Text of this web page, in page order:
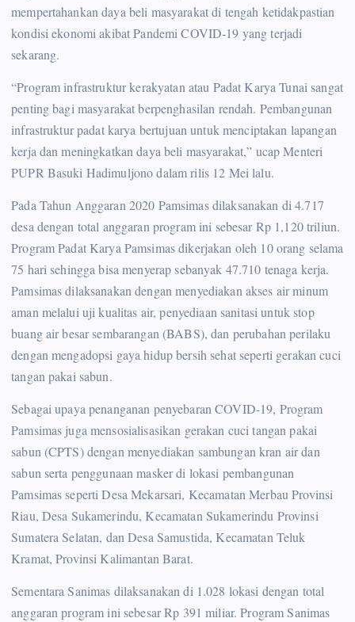
mempertahankan daya beli masyarakat di tengah ketidakpastian
kondisi ekonomi akibat Pandemi COVID-19 yang terjadi
sekarang.
“Program infrastruktur kerakyatan atau Padat Karya Tunai sangat
penting bagi masyarakat berpenghasilan rendah. Pembangunan
infrastruktur padat karya bertujuan untuk menciptakan lapangan
kerja dan meningkatkan daya beli masyarakat,” ucap Menteri
PUPR Basuki Hadimuljono dalam rilis 12 Mei lalu.
Pada Tahun Anggaran 2020 Pamsimas dilaksanakan di 4.717
desa dengan total anggaran program ini sebesar Rp 1,120 triliun.
Program Padat Karya Pamsimas dikerjakan oleh 10 orang selama
75 hari sehingga bisa menyerap sebanyak 47.710 tenaga kerja.
Pamsimas dilaksanakan dengan menyediakan akses air minum
aman melalui uji kualitas air, penyediaan sanitasi untuk stop
buang air besar sembarangan (BABS), dan perubahan perilaku
dengan mengadopsi gaya hidup bersih sehat seperti gerakan cuci
tangan pakai sabun.
Sebagai upaya penanganan penyebaran COVID-19, Program
Pamsimas juga mensosialisasikan gerakan cuci tangan pakai
sabun (CPTS) dengan menyediakan sambungan kran air dan
sabun serta penggunaan masker di lokasi pembangunan
Pamsimas seperti Desa Mekarsari, Kecamatan Merbau Provinsi
Riau, Desa Sukamerindu, Kecamatan Sukamerindu Provinsi
Sumatera Selatan, dan Desa Samustida, Kecamatan Teluk
Kramat, Provinsi Kalimantan Barat.
Sementara Sanimas dilaksanakan di 1.028 lokasi dengan total
anggaran program ini sebesar Rp 391 miliar. Program Sanimas